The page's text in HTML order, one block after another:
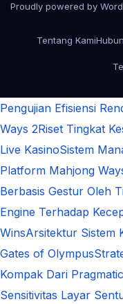
Proudly powered by
Tentang Kami
Pengujian Efisiensi
Ways 2Riset Tingkat
Live KasinoSistem
Platform Mahjong
Berbasis Gestur Oleh
Engine Terhadap
WinsArsitektur Sistem
Gates of Olympus
Kompak Dari
Sensitivitas Layar